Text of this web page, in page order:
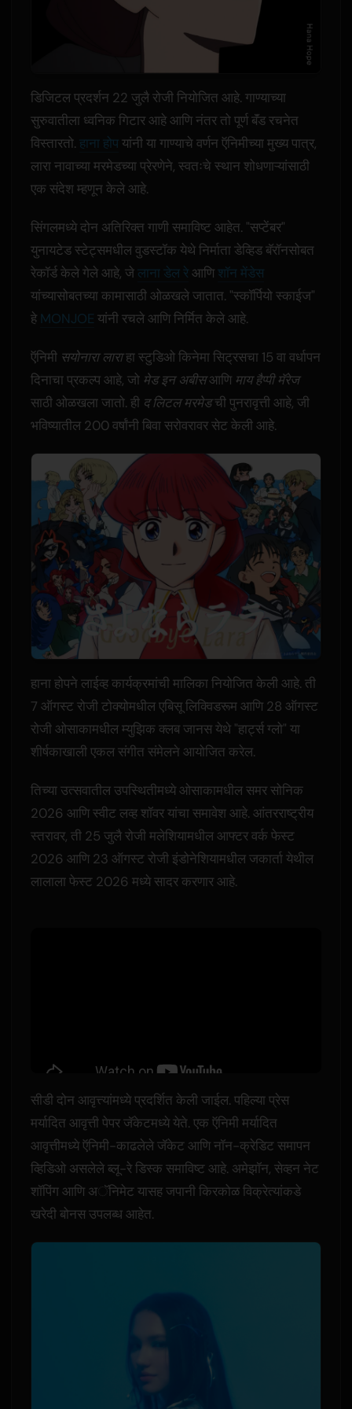
डिजिटल प्रदर्शन 22 जुलै रोजी नियोजित आहे. गाण्याच्या
सुरुवातीला ध्वनिक गिटार आहे आणि नंतर तो पूर्ण बॅंड रचनेत
विस्तारतो. हाना होपयांनी या गाण्याचे वर्णन ऍनिमीच्या मुख्य पात्र,
लारा नावाच्या मरमेडच्या प्रेरणेने, स्वतःचे स्थान शोधणाऱ्यांसाठी
एक संदेश म्हणून केले आहे.
सिंगलमध्ये दोन अतिरिक्त गाणी समाविष्ट आहेत. "सप्टेंबर"
युनायटेड स्टेट्समधील वुडस्टॉक येथे निर्माता डेव्हिड बॅरॉनसोबत
रेकॉर्ड केले गेले आहे, जेलाना डेल रेआणिशॉन मेंडेस
यांच्यासोबतच्या कामासाठी ओळखले जातात. "स्कॉर्पियो स्काईज"
हे MONJOE यांनी रचले आणि निर्मित केले आहे.
ऍनिमी सयोनारा लाराहा स्टुडिओ किनेमा सिट्रसचा 15 वा वर्धापन
दिनाचा प्रकल्प आहे, जो मेड इन अबीसआणि माय हैप्पी मॅरेज
साठी ओळखला जातो. ही द लिटल मरमेडची पुनरावृत्ती आहे, जी
भविष्यातील 200 वर्षांनी बिवा सरोवरावर सेट केली आहे.
हाना होपने लाईव्ह कार्यक्रमांची मालिका नियोजित केली आहे. ती
7 ऑगस्ट रोजी टोक्योमधील एबिसू लिक्विडरूम आणि 28 ऑगस्ट
रोजी ओसाकामधील म्युझिक क्लब जानस येथे "हार्ट्स ग्लो" या
शीर्षकाखाली एकल संगीत संमेलने आयोजित करेल.
तिच्या उत्सवातील उपस्थितीमध्ये ओसाकामधील समर सोनिक
2026 आणि स्वीट लव्ह शॉवर यांचा समावेश आहे. आंतरराष्ट्रीय
स्तरावर, ती 25 जुलै रोजी मलेशियामधील आफ्टर वर्क फेस्ट
2026 आणि 23 ऑगस्ट रोजी इंडोनेशियामधील जकार्ता येथील
लालाला फेस्ट 2026 मध्ये सादर करणार आहे.
सीडी दोन आवृत्त्यांमध्ये प्रदर्शित केली जाईल. पहिल्या प्रेस
मर्यादित आवृत्ती पेपर जॅकेटमध्ये येते. एक ऍनिमी मर्यादित
आवृत्तीमध्ये ऍनिमी-काढलेले जॅकेट आणि नॉन-क्रेडिट समापन
व्हिडिओ असलेले ब्लू-रे डिस्क समाविष्ट आहे. अमेझॉन, सेव्हन नेट
शॉपिंग आणि अॅनिमेट यासह जपानी किरकोळ विक्रेत्यांकडे
खरेदी बोनस उपलब्ध आहेत.